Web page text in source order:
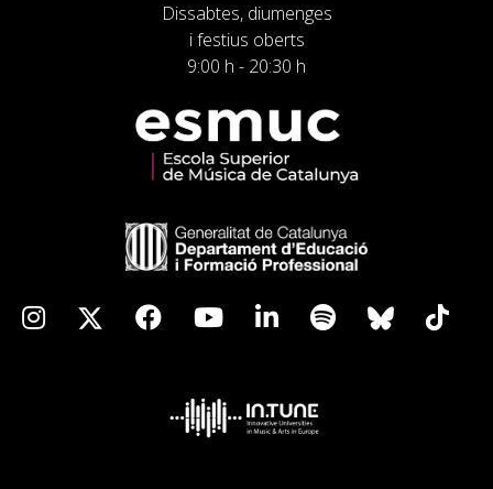
Dissabtes, diumenges
i festius oberts
9:00 h - 20:30 h